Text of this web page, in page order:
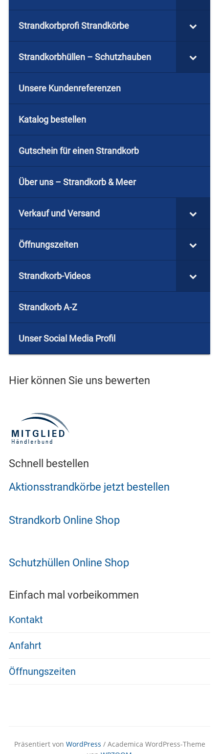
Strandkorbprofi Strandkörbe
Strandkorbhüllen – Schutzhauben
Unsere Kundenreferenzen
Katalog bestellen
Gutschein für einen Strandkorb
Über uns – Strandkorb & Meer
Verkauf und Versand
Öffnungszeiten
Strandkorb-Videos
Strandkorb A-Z
Unser Social Media Profil
Hier können Sie uns bewerten
Schnell bestellen
Aktionsstrandkörbe jetzt bestellen
Strandkorb Online Shop
Schutzhüllen Online Shop
Einfach mal vorbeikommen
Kontakt
Anfahrt
Öffnungszeiten
Präsentiert von WordPress / Academica WordPress-Theme